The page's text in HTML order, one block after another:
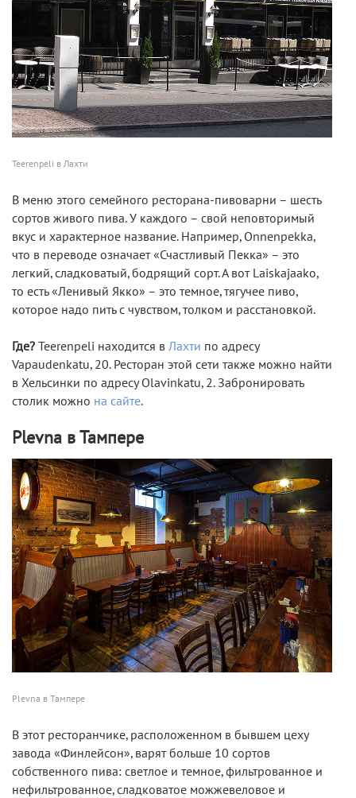
Teerenpeli в Лахти
В меню этого семейного ресторана-пивоварни – шесть
сортов живого пива. У каждого – свой неповторимый
вкус и характерное название. Например, Onnenpekka,
что в переводе означает «Счастливый Пекка» – это
легкий, сладковатый, бодрящий сорт. А вот Laiskajaako,
то есть «Ленивый Якко» – это темное, тягучее пиво,
которое надо пить с чувством, толком и расстановкой.
Где? Teerenpeli находится в Лахти по адресу
Vapaudenkatu, 20. Ресторан этой сети также можно найти
в Хельсинки по адресу Olavinkatu, 2. Забронировать
столик можно на сайте.
Plevna в Тампере
Plevna в Тампере
В этот ресторанчике, расположенном в бывшем цеху
завода «Финлейсон», варят больше 10 сортов
собственного пива: светлое и темное, фильтрованное и
нефильтрованное, сладковатое можжевеловое и